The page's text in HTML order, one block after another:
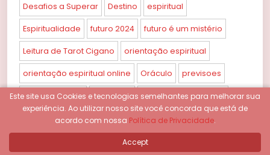
Desafios a Superar Destino espiritual
Espiritualidade futuro 2024 futuro é um mistério
Leitura de Tarot Cigano orientação espiritual
orientação espiritual online Oráculo previsoes
previsoes 2024 Previsões profissional confiável
Propósito práticas esotéricas Próximos Anos
Sabedoria
Este site usa Cookies e tecnologias semelhantes para melhorar sua
experiência. Ao utilizar nosso site você concorda que está de
acordo com nossa Política de Privacidade.
Accept